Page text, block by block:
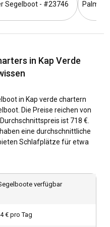
Wasser und
ob Anfänger oder Könner.
Europa und Amerika zu
Flughäfen ist die Anreise
problemlos möglich. Für ein
Sie sich auch dafür
zu segeln und
und Routen
Kapverden?
Archipel der Kapverden
Segelboot - #23746
in Kap Verde
in Kap verde chartern
Die Preise reichen von
ist 718 €.
eine durchschnittliche
Schlafplätze für etwa
verfügbar
€ pro Tag